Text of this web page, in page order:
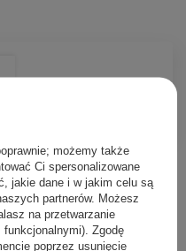
również
możemy także
Ci spersonalizowane
jakie dane i w jakim celu są
partnerów. Możesz
na przetwarzanie
Zgodę
poprzez usunięcie